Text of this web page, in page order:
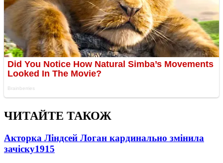
ЧИТАЙТЕ ТАКОЖ
Акторка Ліндсей Логан кардинально змінила
зачіску1915